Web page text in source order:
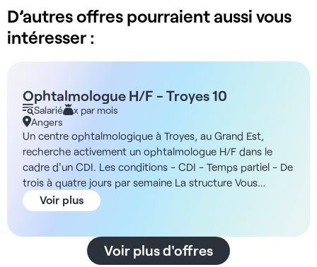
D’autres offres pourraient aussi vous
intéresser :
Ophtalmologue H/F - Troyes 10
Salarié
x par mois
Angers
Un centre ophtalmologique à Troyes, au Grand Est,
recherche activement un ophtalmologue H/F dans le
cadre d'un CDI. Les conditions - CDI - Temps partiel - De
trois à quatre jours par semaine La structure Vous
intégrerez un centre ophtalmologique situé à Troyes,
offrant des cabinets de consultation optimisés et un
secrétariat dédié et d'un accompagnement paramédical
destiné à faciliter votre activité clinique. De plus, vous
Voir plus
Voir plus d'offres